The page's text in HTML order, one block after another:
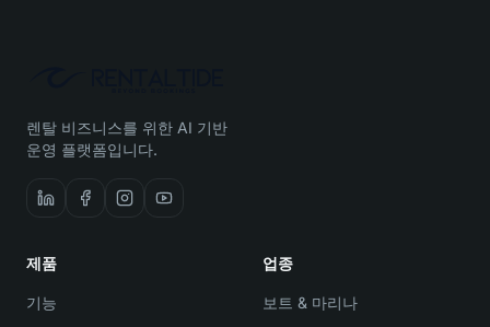
렌탈 비즈니스를 위한 AI 기반
운영 플랫폼입니다.
제품
기능
업종
보트 & 마리나